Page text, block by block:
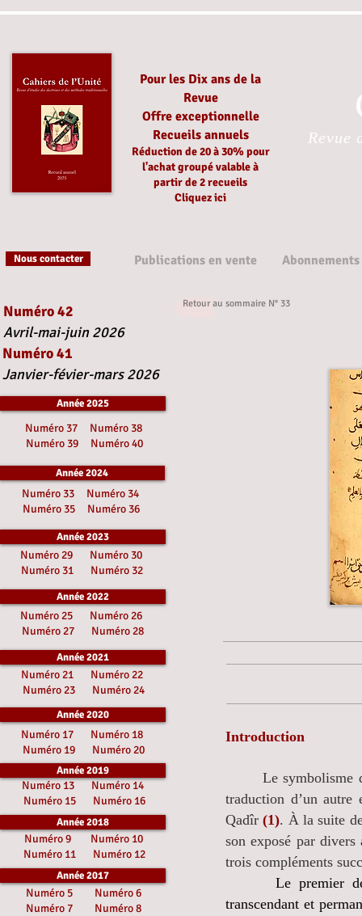
Pour les Dix ans de la
Revue
Offre exceptionnelle
Recueils annuels
Réduction de 20 à 30%pour
l'achat groupévalable à
partirde 2 recueils
Cliquez ici
Revue
Nous contacter Publications en vente Abonnements
Retour au sommaire N° 33
Introduction
Le symbolisme
traduction d’un
Qadîr(1). À la suite
son exposé par
trois compléments
Le premier de
transcendant et
Numéro 42
Avril-mai-juin 2026
Numéro 41
Janvier-févier-mars 2026
Année 2025
Numéro 37
Numéro 38
Numéro 39
Numéro 40
Année 2024
Numéro 33
Numéro 34
Numéro 35
Numéro 36
Année 2023
Numéro 29
Numéro 30
Numéro 31
Numéro 32
Année 2022
Numéro 25
Numéro 26
Numéro 27
Numéro 28
Année 2021
Numéro 21
Numéro 22
Numéro 23
Numéro 24
Année 2020
Numéro 17 Numéro 18
Numéro 19 Numéro 20
Année 2019
Numéro 13 Numéro 14
Numéro 15 Numéro 16
Année 2018
Numéro 9 Numéro 10
Numéro 11 Numéro 12
Année 2017
Numéro 5 Numéro 6
Numéro 7 Numéro 8